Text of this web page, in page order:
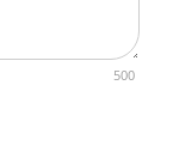
500